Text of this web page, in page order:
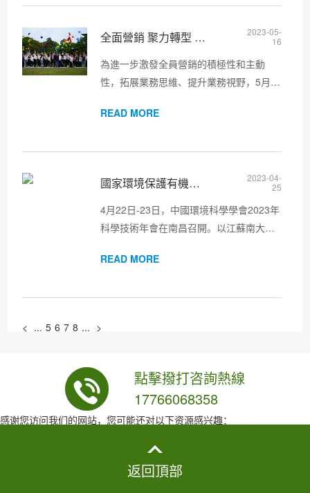
趙振元、國合洲際能源研究...
全面營銷 聚力轉型 │ 南大環保吹響全員營銷沖鋒號
2023-05-
16
為進一步激發全員營銷的積極性和主動
性，拓展業務思維、提升業務視野，5月11
務，組織開展“全面營銷 聚力轉型”內訓活
經理呂振華作開訓致辭，他表示此...
READ MORE
國家環境保護有機化工廢水處理與資源化工程技術中心參加第
2023-04-
25
4月22日-23日，中國環境科學學會2023年
科學技術年會在南昌召開。以江蘇南大環
機化工廢水處理與資源化工程技術中心參
環境保護工程技術中心交流...
READ MORE
< ... 5 6 7 8 ... >
點擊撥打咨詢熱線
17766068358
返回頂部
感谢您访问我们的网站，您可能还对以下资源感兴趣：
区二区-深夜网站在线观看-日韩精品久-午夜资源站-亚洲图片综合区-久久